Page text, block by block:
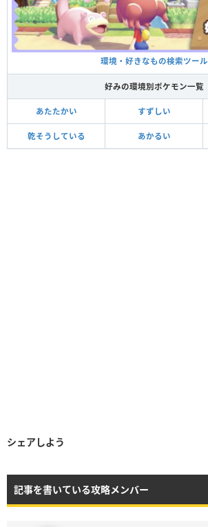
環境・好きなもの検索ツール
好みの環境別ポケモン一覧
あたたかい すずしい
乾そうしている あかるい
シェアしよう
記事を書いている攻略メンバー